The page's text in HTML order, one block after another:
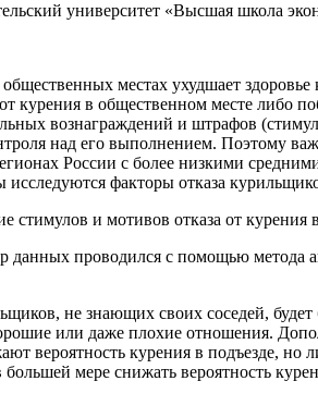
университет «Высшая школа
местах ухудшает
от курения в общественном месте
вознаграждений и штрафов
над его выполнением. Поэтому
России с более низкими
исследуются факторы отказа
стимулов и мотивов отказа от курения
данных проводился с помощью метода
не знающих своих соседей,
или даже плохие отношения.
вероятность курения в подъезде,
большей мере снижать вероятность